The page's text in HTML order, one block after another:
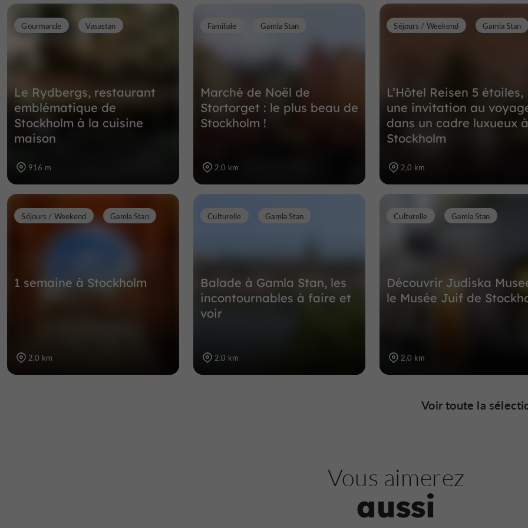
Le Rydbergs, restaurant
emblématique de
Stockholm à la cuisine
maison
Gourmande Vasastan
916 m
Marché de Noël de
Stortorget : le plus beau de
Stockholm !
Familiale Gamla Stan
2,0 km
L’Hôtel Reisen 5 étoiles,
une invitation au
dans un cadre luxueux à
Stockholm
Séjours / Weekend Gamla Stan
2,0 km
1 semaine à Stockholm
Séjours / Weekend Gamla Stan
2,0 km
Balade à Gamla Stan, les
incontournables à faire et
voir
Culturelle Gamla Stan
2,0 km
Découvrir Judiska
le Musée Juif de
Culturelle Gamla Stan
2,0 km
Voir toute la
Vous aimerez
aussi